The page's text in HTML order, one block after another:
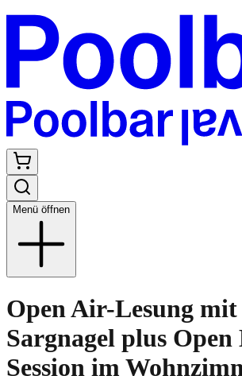
Menü öffnen
Open Air-Lesung mit
Sargnagel plus
Session im